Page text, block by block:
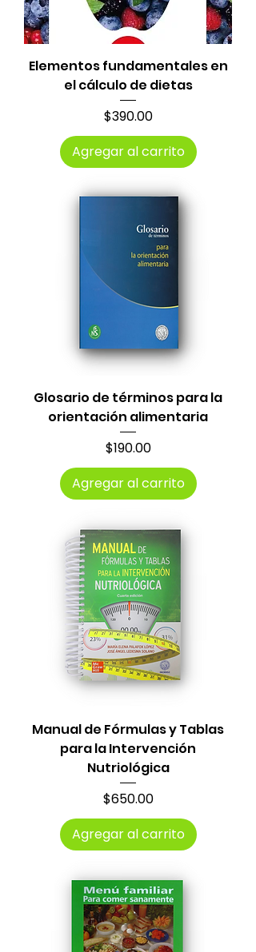
Elementos fundamentales en
el cálculo de dietas
Precio
$390.00
Agregar al carrito
Glosario de términos para la
orientación alimentaria
Precio
$190.00
Agregar al carrito
Manual de Fórmulas y Tablas
para la Intervención
Nutriológica
Precio
$650.00
Agregar al carrito